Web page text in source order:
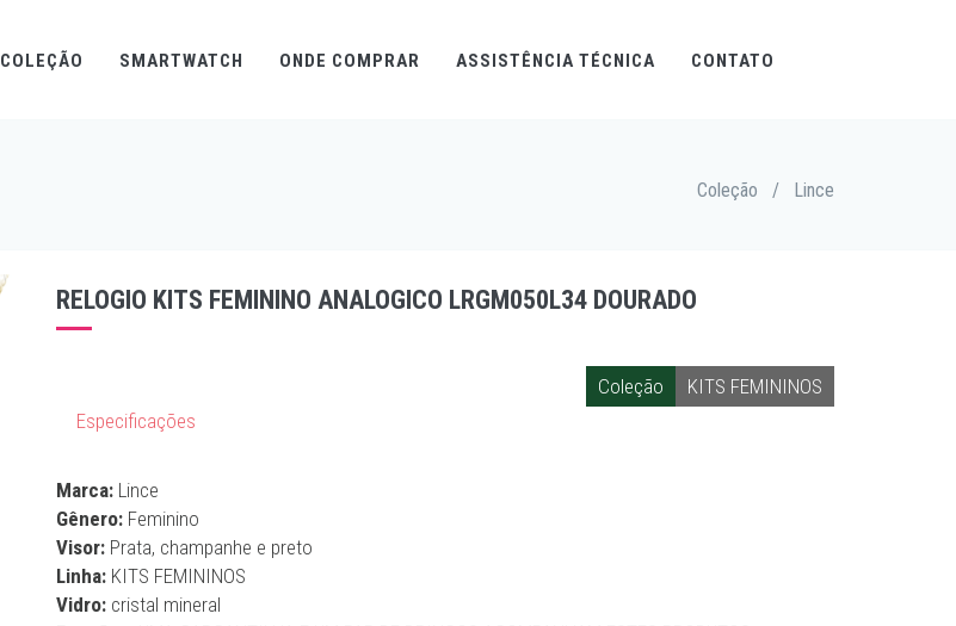
COLEÇÃO SMARTWATCH ONDE COMPRAR ASSISTÊNCIA TÉCNICA CONTATO
Coleção / Lince
RELOGIO KITS FEMININO ANALOGICO LRGM050L34 DOURADO
KITS FEMININOS
Coleção
Especificações
Marca:Lince
Gênero:Feminino
Visor:Prata, champanhe e preto
Linha:KITS FEMININOS
Vidro:cristal mineral